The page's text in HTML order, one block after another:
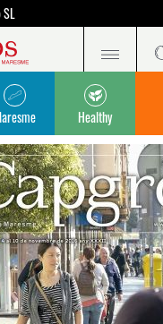
Healthy